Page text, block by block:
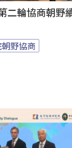
二輪協商朝野
野協商